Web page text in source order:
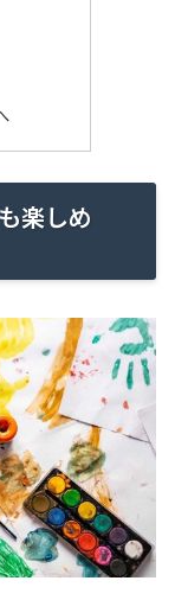
楽しめ